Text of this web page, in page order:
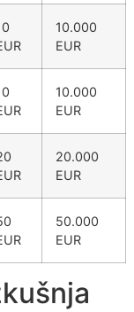
10.000
EUR
10.000
EUR
20.000
EUR
50.000
EUR